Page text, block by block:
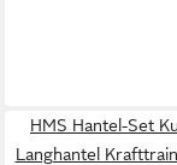
HMS Hantel-Set
Langhantel